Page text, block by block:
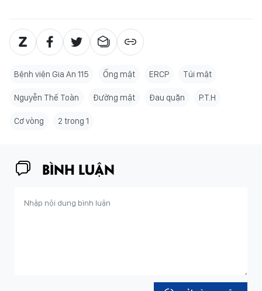
Bệnh viện Gia An 115 Ống mật ERCP Túi mật
Nguyễn Thế Toàn Đường mật Đau quặn P.T.H
Cơ vòng 2 trong 1
BÌNH LUẬN